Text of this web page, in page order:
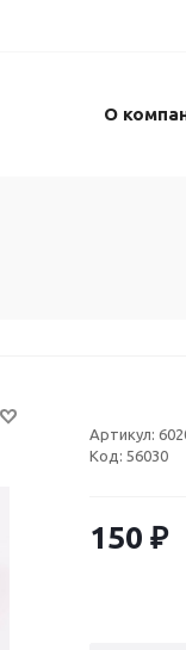
О
Артикул:
Код: 56030
150 ₽